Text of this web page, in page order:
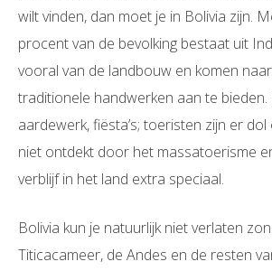
wilt vinden, dan moet je in Bolivia zijn.
procent van de bevolking bestaat uit
vooral van de landbouw en komen
traditionele handwerken aan te bieden.
aardewerk, fiësta’s; toeristen zijn er
niet ontdekt door het massatoerisme
verblijf in het land extra speciaal.
Bolivia kun je natuurlijk niet verlaten
Titicacameer, de Andes en de resten